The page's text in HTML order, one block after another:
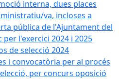
interna, dues places
va, incloses a
pública de l'Ajuntament del
per l'exercici 2024 i 2025
de selecció 2024
i convocatòria per al procés
per concurs oposició